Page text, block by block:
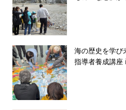
海の歴史を学び
指導者養成講